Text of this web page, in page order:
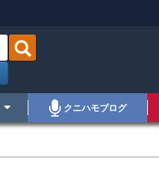
クニハモブログ